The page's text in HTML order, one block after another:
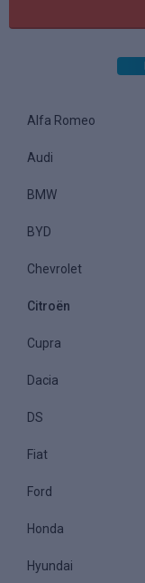
Alfa Romeo
Audi
BMW
BYD
Chevrolet
Citroën
Cupra
Dacia
DS
Fiat
Ford
Honda
Hyundai